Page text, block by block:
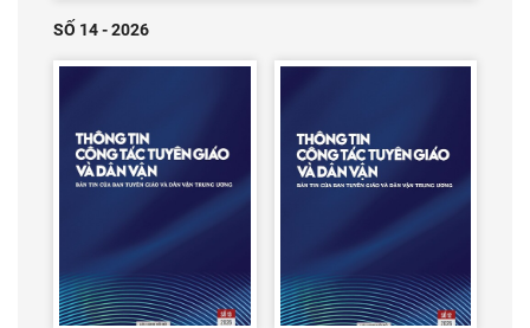
SỐ 14 - 2026